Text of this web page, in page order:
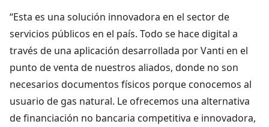
“Esta es una solución innovadora en el sector de
servicios públicos en el país. Todo se hace digital a
través de una aplicación desarrollada por Vanti en el
punto de venta de nuestros aliados, donde no son
necesarios documentos físicos porque conocemos al
usuario de gas natural. Le ofrecemos una alternativa
de financiación no bancaria competitiva e innovadora,